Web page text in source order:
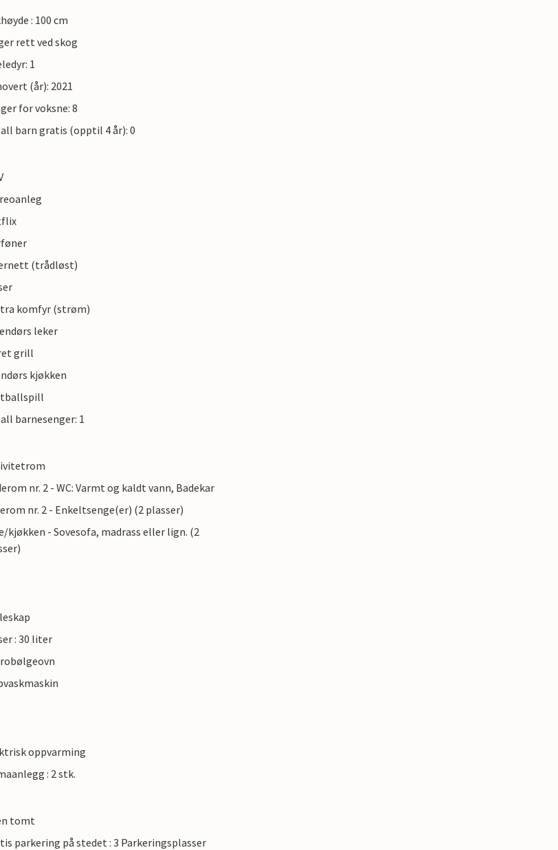
: 100 cm
rett ved skog
1
(år): 2021
for voksne: 8
barn gratis (opptil 4 år): 0
(trådløst)
komfyr (strøm)
leker
grill
kjøkken
barnesenger: 1
nr. 2 - WC: Varmt og kaldt vann, Badekar
nr. 2 - Enkeltsenge(er) (2 plasser)
kjøkken - Sovesofa, madrass eller lign. (2
: 30 liter
oppvarming
: 2 stk.
tomt
parkering på stedet : 3 Parkeringsplasser